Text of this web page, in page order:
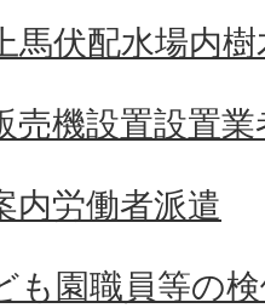
馬伏配水場内
売機設置設置業
内労働者派遣
も園職員等の